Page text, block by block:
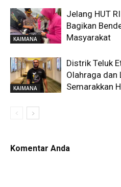
KAIMANA
Jelang HUT
Bagikan
Masyarakat
KAIMANA
Distrik Teluk
Olahraga dan
Semarakkan
Komentar Anda